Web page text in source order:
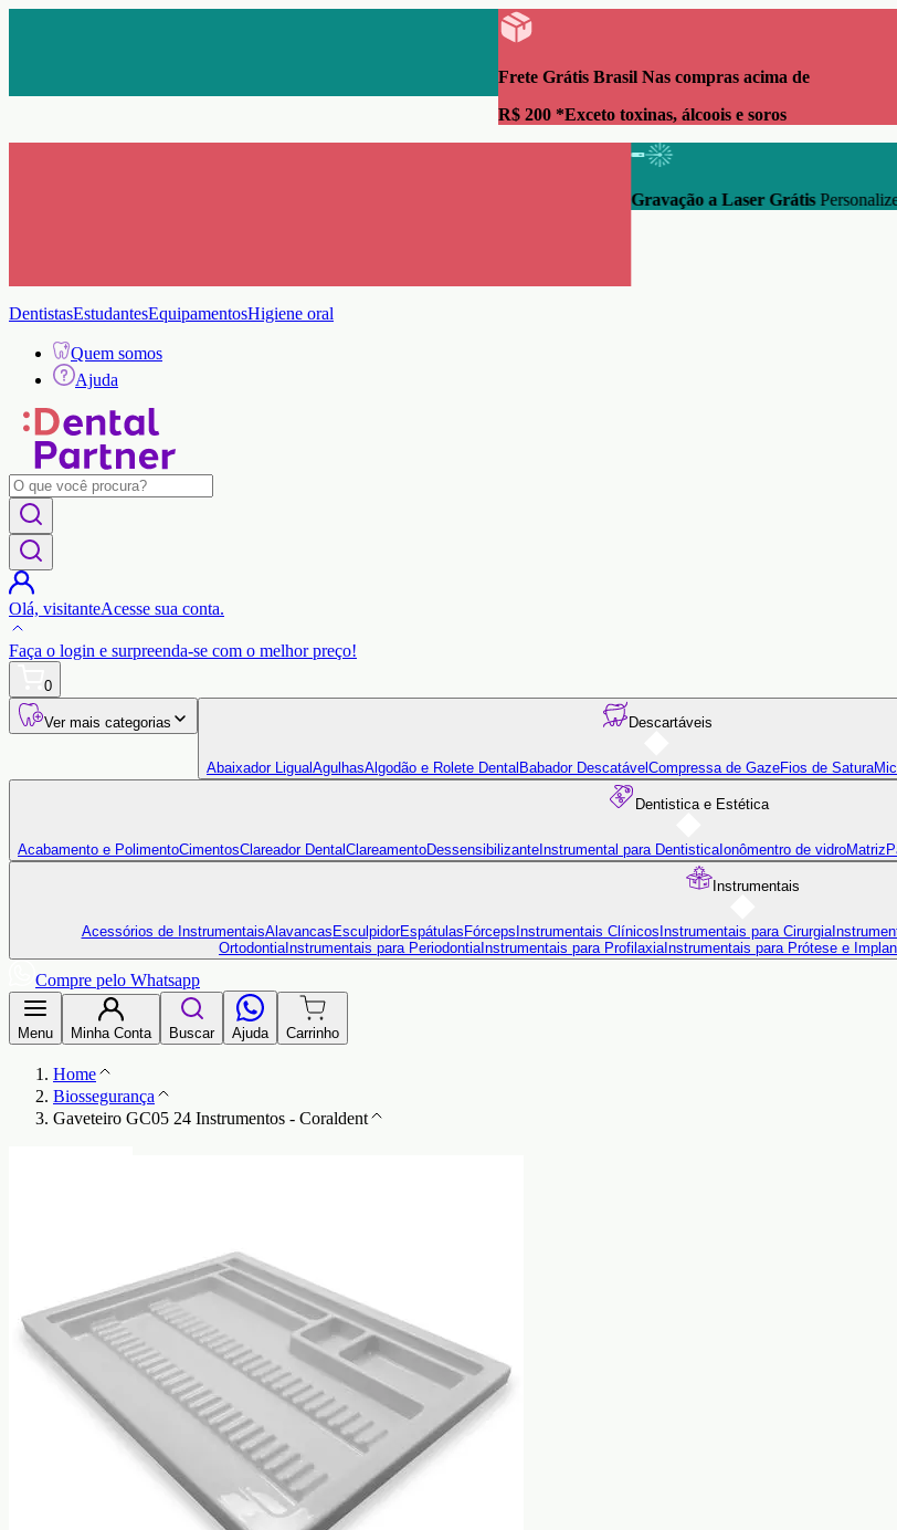
DentistasEstudantesEquipamentosHigiene oral
Quem somos
Ajuda
Olá, visitanteAcesse sua conta.
Faça o login e surpreenda-se com o melhor preço!
0
Ver mais categorias Descartáveis
Abaixador Ligual AgulhasAlgodão e Rolete Dental Babador Descatável Compressa de GazeFios de Satura
Dentistica e Estética
Acabamento e PolimentoCimentosClareador Dental ClareamentoDessensibilizante Instrumental para Dentistica Ionômentro de vidroMatriz
Instrumentais
Acessórios de InstrumentaisAlavancas EsculpidorEspátulas Fórceps Instrumentais Clínicos Instrumentais para Cirurgia
Ortodontia Instrumentais para Periodontia Instrumentais para Profilaxia Instrumentais para Prótese e
Compre pelo Whatsapp
Menu Minha Conta Buscar Ajuda Carrinho
Home
Biossegurança
Gaveteiro GC05 24 Instrumentos - Coraldent